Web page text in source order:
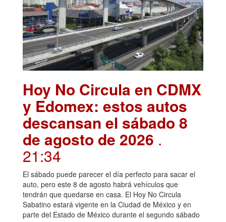
Hoy No Circula en CDMX
y Edomex: estos autos
descansan el sábado 8
de agosto de 2026 .
21:34
El sábado puede parecer el día perfecto para sacar el
auto, pero este 8 de agosto habrá vehículos que
tendrán que quedarse en casa. El Hoy No Circula
Sabatino estará vigente en la Ciudad de México y en
parte del Estado de México durante el segundo sábado